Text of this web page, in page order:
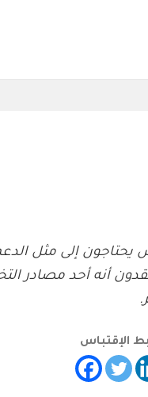
يحتاجون إلى مثل
أنه أحد مصادر
الإقتباس